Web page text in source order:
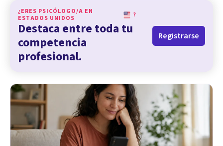
¿ERES PSICÓLOGO/A EN
ESTADOS UNIDOS
?
Destaca entre toda tu
competencia
profesional.
Registrarse